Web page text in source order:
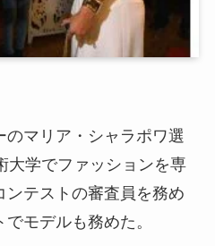
マリア・シャラポワ選
大学でファッションを専
テストの審査員を務め
モデルも務めた。